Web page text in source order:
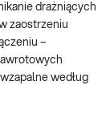
drażniących
zaostrzeniu
–
według